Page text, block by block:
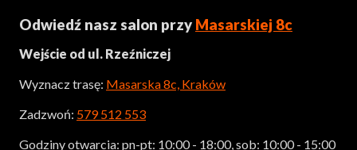
Odwiedź nasz salon przy Masarskiej 8c
Wejście od ul. Rzeźniczej
Wyznacz trasę: Masarska 8c, Kraków
Zadzwoń: 579 512 553
Godziny otwarcia: pn-pt: 10:00 - 18:00, sob: 10:00 - 15:00